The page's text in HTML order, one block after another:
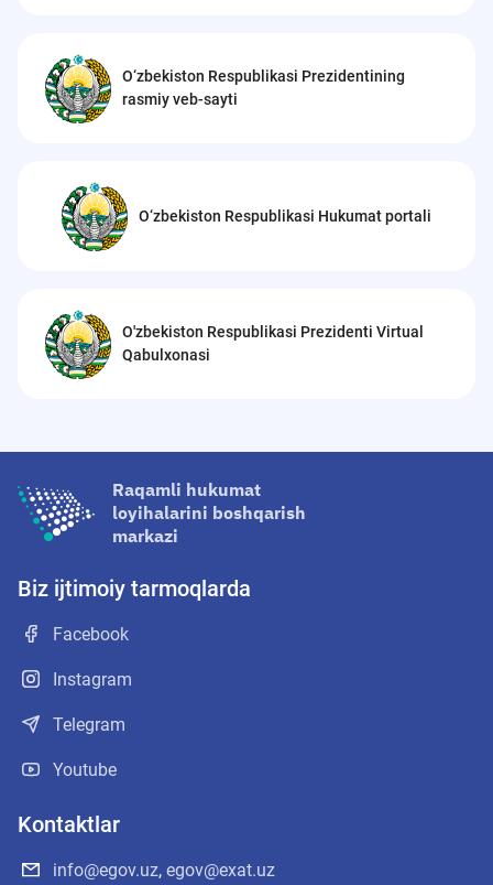
O‘zbekiston Respublikasi Prezidentining
rasmiy veb-sayti
O‘zbekiston Respublikasi Hukumat portali
O'zbekiston Respublikasi Prezidenti Virtual
Qabulxonasi
Raqamli hukumat
loyihalarini boshqarish
markazi
Biz ijtimoiy tarmoqlarda
Facebook
Instagram
Telegram
Youtube
Kontaktlar
info@egov.uz, egov@exat.uz